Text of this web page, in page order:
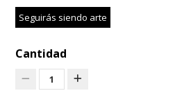
Seguirás siendo arte
Cantidad
1